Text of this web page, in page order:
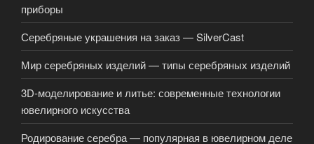
приборы
Серебряные украшения на заказ — SilverCast
Мир серебряных изделий — типы серебряных изделий
3D-моделирование и литье: современные технологии
ювелирного искусства
Родирование серебра — популярная в ювелирном деле